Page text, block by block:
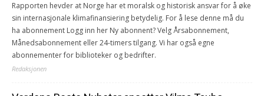
Rapporten hevder at Norge har et moralsk og historisk ansvar for å øke
sin internasjonale klimafinansiering betydelig. For å lese denne må du
ha abonnement Logg inn her Ny abonnent? Velg Årsabonnement,
Månedsabonnement eller 24-timers tilgang. Vi har også egne
abonnementer for biblioteker og bedrifter.
Redaksjonen